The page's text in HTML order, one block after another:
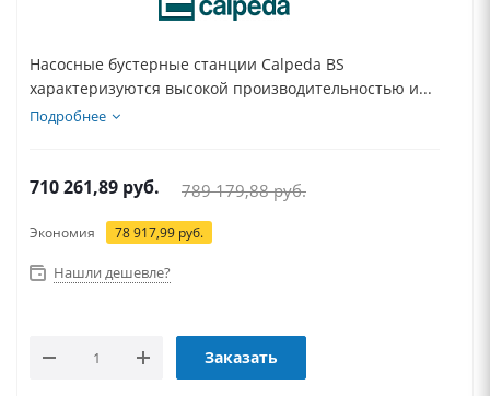
Насосные бустерные станции Calpeda BS
характеризуются высокой производительностью и...
Подробнее
710 261,89 руб. 789 179,88руб.
Экономия 78 917,99 руб.
Нашли дешевле?
Заказать